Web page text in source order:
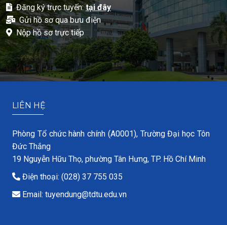
Đăng ký trực tuyến:tại đây
Gửi hồ sơ qua bưu điện
Nộp hồ sơ trực tiếp
LIÊN HỆ
Phòng Tổ chức hành chính (A0001), Trường Đại học Tôn
Đức Thắng
19 Nguyễn Hữu Thọ, phường Tân Hưng, TP. Hồ Chí Minh
Điện thoại: (028) 37 755 035
Email: tuyendung@tdtu.edu.vn